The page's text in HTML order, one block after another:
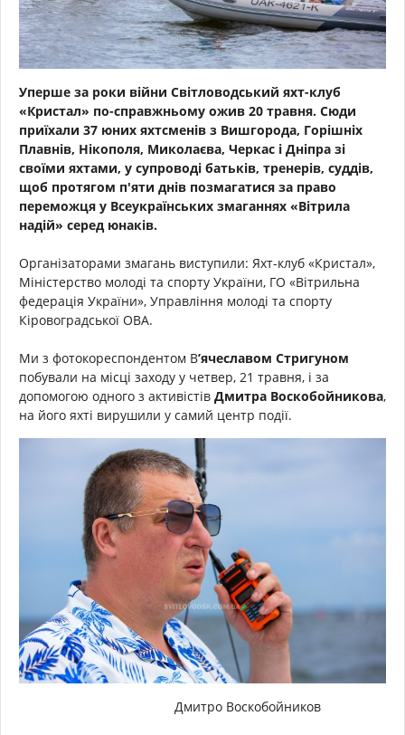
Уперше за роки війни Світловодський яхт-клуб
«Кристал» по-справжньому ожив 20 травня. Сюди
приїхали 37 юних яхтсменів з Вишгорода, Горішніх
Плавнів, Нікополя, Миколаєва, Черкас і Дніпра зі
своїми яхтами, у супроводі батьків, тренерів, суддів,
щоб протягом п'яти днів позмагатися за право
переможця у Всеукраїнських змаганнях «Вітрила
надій» серед юнаків.
Організаторами змагань виступили: Яхт-клуб «Кристал»,
Міністерство молоді та спорту України, ГО «Вітрильна
федерація України», Управління молоді та спорту
Кіровоградської ОВА.
Ми з фотокореспондентом В’ячеславом Стригуном
побували на місці заходу у четвер, 21 травня, і за
допомогою одного з активістів Дмитра Воскобойникова,
на його яхті вирушили у самий центр події.
Дмитро Воскобойников